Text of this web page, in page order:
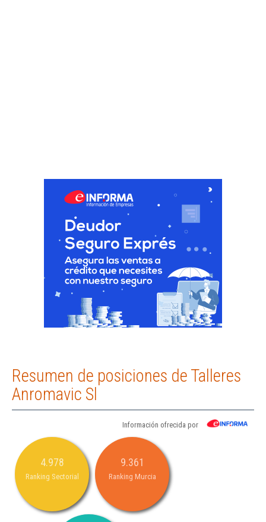
Resumen de posiciones de Talleres
Anromavic Sl
Información ofrecida por
4.978
Ranking Sectorial
9.361
Ranking Murcia